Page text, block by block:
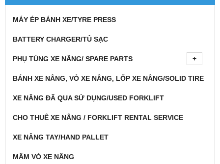
MÁY ÉP BÁNH XE/TYRE PRESS
BATTERY CHARGER/TỦ SẠC
PHỤ TÙNG XE NÂNG/ SPARE PARTS
BÁNH XE NÂNG, VỎ XE NÂNG, LỐP XE NÂNG/SOLID TIRE
XE NÂNG ĐÃ QUA SỬ DỤNG/USED FORKLIFT
CHO THUÊ XE NÂNG / FORKLIFT RENTAL SERVICE
XE NÂNG TAY/HAND PALLET
MÂM VỎ XE NÂNG